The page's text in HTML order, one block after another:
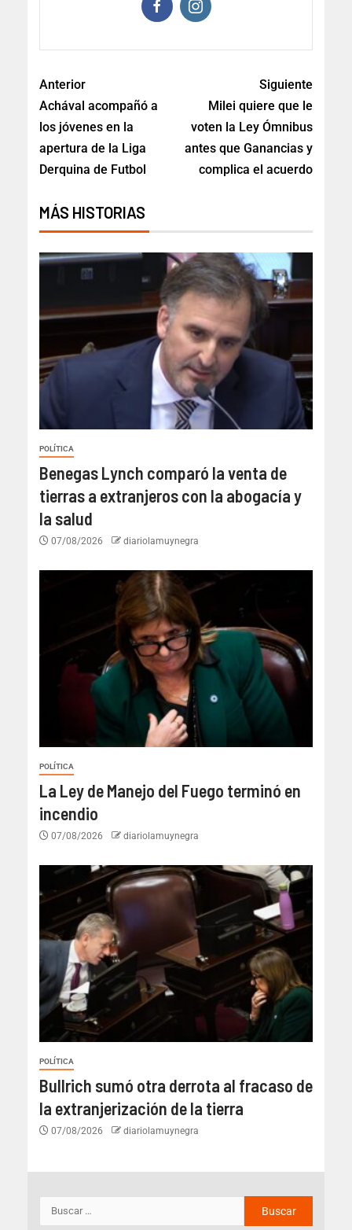
Anterior
Achával acompañó a
los jóvenes en la
apertura de la Liga
Derquina de Futbol
Siguiente
Milei quiere que le
voten la Ley Ómnibus
antes que Ganancias y
complica el acuerdo
MÁS HISTORIAS
POLÍTICA
Benegas Lynch comparó la venta de
tierras a extranjeros con la abogacía y
la salud
07/08/2026 diariolamuynegra
POLÍTICA
La Ley de Manejo del Fuego terminó en
incendio
07/08/2026 diariolamuynegra
POLÍTICA
Bullrich sumó otra derrota al fracaso de
la extranjerización de la tierra
07/08/2026 diariolamuynegra